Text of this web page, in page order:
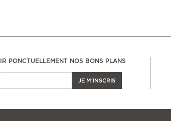
PONCTUELLEMENT NOS BONS PLANS
JE M'INSCRIS